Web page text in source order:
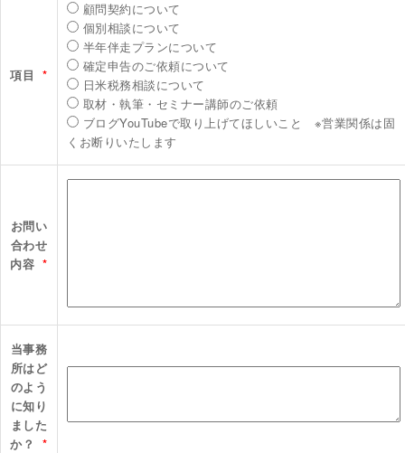
項目 *
顧問契約について
個別相談について
半年伴走プランについて
確定申告のご依頼について
日米税務相談について
取材・執筆・セミナー講師のご依頼
ブログYouTubeで取り上げてほしいこと ※営業関係は固
くお断りいたします
お問い
合わせ
内容 *
当事務
所はど
のよう
に知り
ました
か？
*